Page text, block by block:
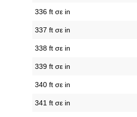
336 ft σε in
337 ft σε in
338 ft σε in
339 ft σε in
340 ft σε in
341 ft σε in